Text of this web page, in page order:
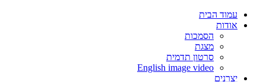
עמוד הבית
אודות
הסמכות
מצגת
סרטון תדמית
English image video
יצרנים